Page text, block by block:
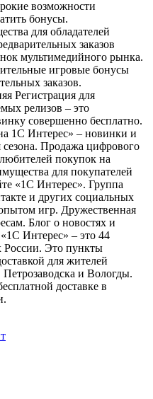
возможности
бонусы.
для обладателей
заказов
мультимедийного рынка.
игровые бонусы
заказов.
Регистрация для
релизов – это
совершенно бесплатно.
1С Интерес» – новинки и
Продажа цифрового
покупок на
для покупателей
«1С Интерес». Группа
и других социальных
игр. Дружественная
Блог о новостях и
Интерес» – это 44
России. Это пункты
для жителей
и Вологды.
доставке в